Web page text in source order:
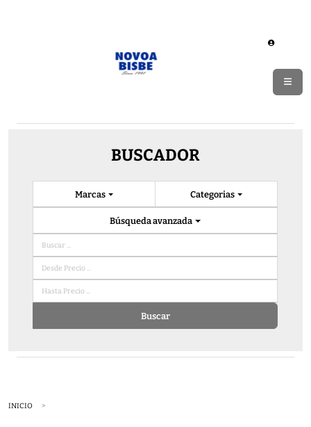
BUSCADOR
Categorias
Marcas
Búsqueda avanzada
Buscar
INICIO